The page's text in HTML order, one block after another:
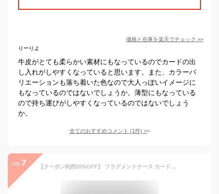
価格と在庫を楽天でチェック >>
りーりよ
牛皮がとても柔らかい素材にもなっているのでカードの出
し入れがしやすくなっていると思います。また、カラーバ
リエーションも落ち着いた色なので大人っぽいイメージに
もなっているのではないでしょうか。薄型にもなっている
ので持ち運びがしやすくなっているのではないでしょう
か。
全てのおすすめコメント (1件) >
no. 7 【クーポン利用20%OFF】 フラグメントケース カードケース 薄型 スリム ミニ財布 薄い 財布 牛革 やわらか カード入れ 薄い スマートウォレット 小銭入れ マチ付き コインケース パスケース お札 レディース コンパクト HIGH FIVE ギフト 対応 S